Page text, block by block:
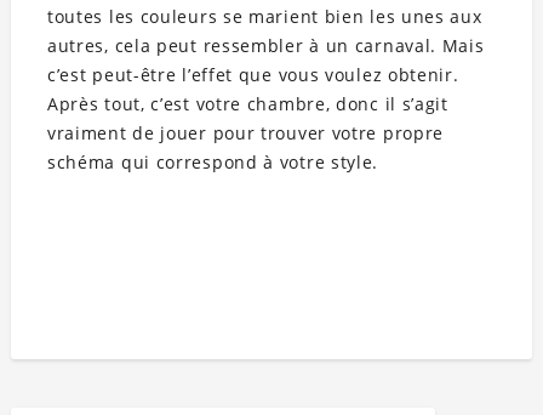
toutes les couleurs se marient bien les unes aux
autres, cela peut ressembler à un carnaval. Mais
c’est peut-être l’effet que vous voulez obtenir.
Après tout, c’est votre chambre, donc il s’agit
vraiment de jouer pour trouver votre propre
schéma qui correspond à votre style.